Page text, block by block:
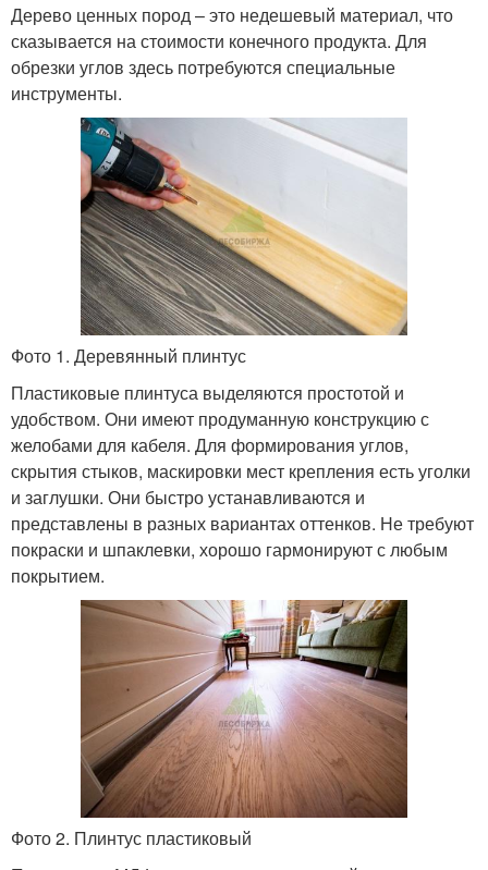
Дерево ценных пород – это недешевый материал, что
сказывается на стоимости конечного продукта. Для
обрезки углов здесь потребуются специальные
инструменты.
Фото 1. Деревянный плинтус
Пластиковые плинтуса выделяются простотой и
удобством. Они имеют продуманную конструкцию с
желобами для кабеля. Для формирования углов,
скрытия стыков, маскировки мест крепления есть уголки
и заглушки. Они быстро устанавливаются и
представлены в разных вариантах оттенков. Не требуют
покраски и шпаклевки, хорошо гармонируют с любым
покрытием.
Фото 2. Плинтус пластиковый